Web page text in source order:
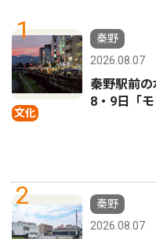
1
文化
秦野
2026.08.07
秦野駅前
8・9日「
2
秦野
2026.08.07